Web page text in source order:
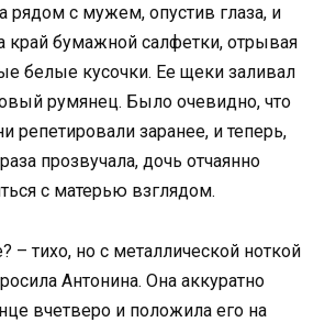
рядом с мужем, опустив глаза, и
край бумажной салфетки, отрывая
белые кусочки. Ее щеки заливал
румянец. Было очевидно, что
репетировали заранее, и теперь,
прозвучала, дочь отчаянно
с матерью взглядом.
– тихо, но с металлической ноткой
Антонина. Она аккуратно
вчетверо и положила его на